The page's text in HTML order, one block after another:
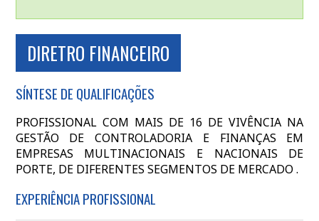
DIRETRO FINANCEIRO
SÍNTESE DE QUALIFICAÇÕES
PROFISSIONAL COM MAIS DE 16 DE VIVÊNCIA NA
GESTÃO DE CONTROLADORIA E FINANÇAS EM
EMPRESAS MULTINACIONAIS E NACIONAIS DE
PORTE, DE DIFERENTES SEGMENTOS DE MERCADO .
EXPERIÊNCIA PROFISSIONAL